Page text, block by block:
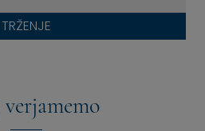
TRŽENJE